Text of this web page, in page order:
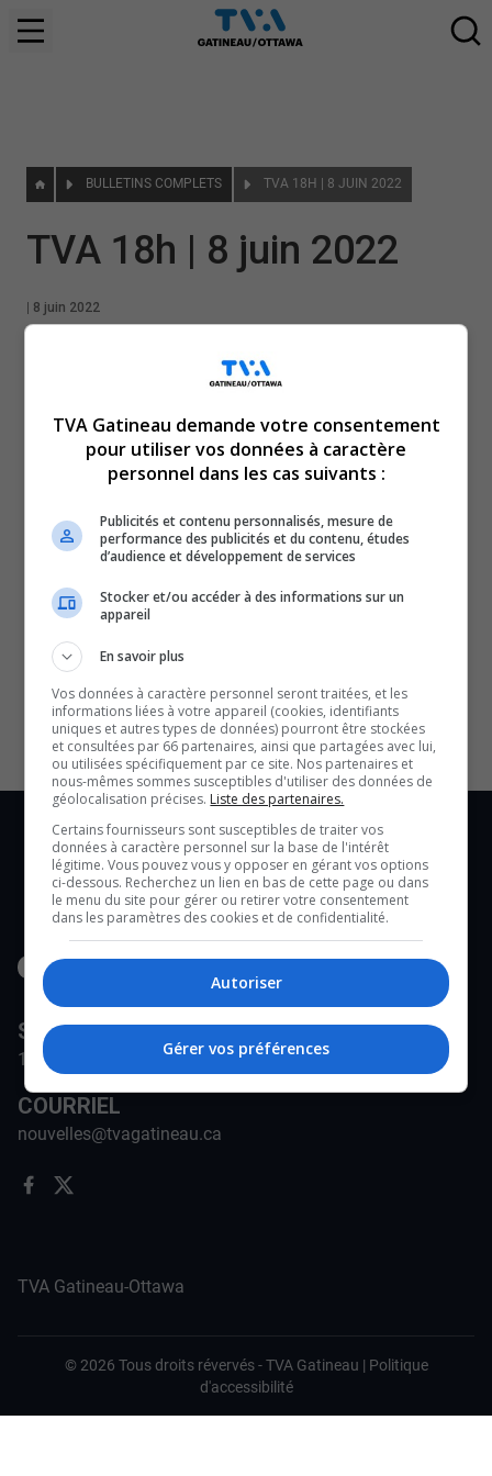
BULLETINS COMPLETS TVA 18H | 8 JUIN 2022
TVA 18h | 8 juin 2022
8 juin 2022
SOUTENIR NOS MÉDIAS, C’EST PROTÉGER NOTRE
CULTURE ET NOTRE ÉCONOMIE
STATION
171-A Rue Jean-Proulx, Gatineau, QC J8Z 1W5
COURRIEL
nouvelles@tvagatineau.ca
TVA Gatineau-Ottawa
© 2026 Tous droits révervés -TVA Gatineau | Politique
d'accessibilité
TVA Gatineau demande votre consentement
pour utiliser vos données à caractère
personnel dans les cas suivants :
Publicités et contenu personnalisés, mesure de
performance des publicités et du contenu, études
d’audience et développement de services
Stocker et/ou accéder à des informations sur un
appareil
En savoir plus
Vos données à caractère personnel seront traitées, et les
informations liées à votre appareil (cookies, identifiants
uniques et autres types de données) pourront être stockées
et consultées par 66 partenaires, ainsi que partagées avec lui,
ou utilisées spécifiquement par ce site. Nos partenaires et
nous-mêmes sommes susceptibles d'utiliser des données de
géolocalisation précises. Liste des partenaires.
Certains fournisseurs sont susceptibles de traiter vos
données à caractère personnel sur la base de l'intérêt
légitime. Vous pouvez vous y opposer en gérant vos options
ci-dessous. Recherchez un lien en bas de cette page ou dans
le menu du site pour gérer ou retirer votre consentement
dans les paramètres des cookies et de confidentialité.
Autoriser
Gérer vos préférences